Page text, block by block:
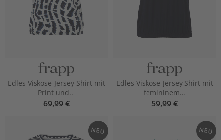
Edles Viskose-Jersey-Shirt mit
Print und...
69,99 €
Edles Viskose-Jersey Shirt mit
femininem...
59,99 €
NEU NEU